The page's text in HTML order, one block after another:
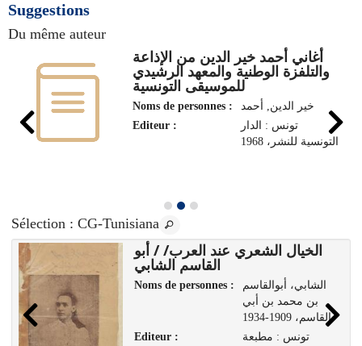
Suggestions
Du même auteur
أغاني أحمد خير الدين من الإذاعة
والتلفزة الوطنية والمعهد الرشيدي
للموسيقى التونسية
Noms de personnes :
خير الدين, أحمد
Editeur :
تونس : الدار
التونسية للنشر، 1968
Sélection : CG-Tunisiana
الخيال الشعري عند العرب/ / أبو
القاسم الشابي
Noms de personnes :
الشابي، أبوالقاسم
بن محمد بن أبي
القاسم، 1909-1934
Editeur :
تونس : مطبعة